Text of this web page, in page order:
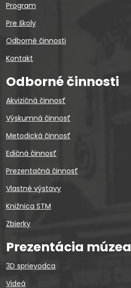
Program
Pre školy
Odborné činnosti
Kontakt
Odborné činnosti
Akvizičná činnosť
Výskumná činnosť
Metodická činnosť
Edičná činnosť
Prezentačná činnosť
Vlastné výstavy
Knižnica STM
Zbierky
Prezentácia múzea
3D sprievodca
Videá